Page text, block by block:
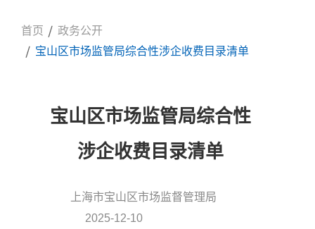
首页
政务公开
宝山区市场监管局综合性涉企收费目录清单
宝山区市场监管局综合性
涉企收费目录清单
上海市宝山区市场监督管理局
2025-12-10